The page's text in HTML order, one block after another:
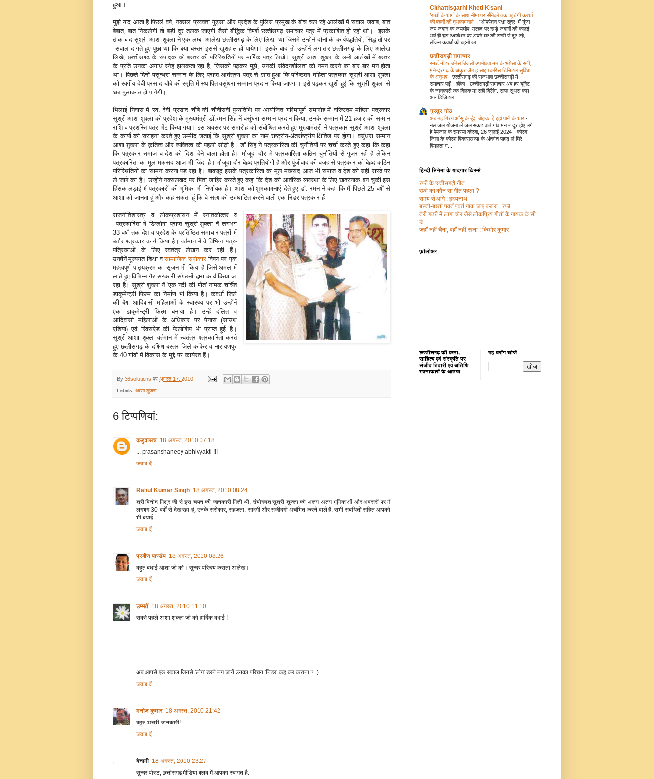
हुआ।
मुझे याद आता है पिछले वर्ष, नक्‍सल प्रवक्‍ता गुड़सा और प्रदेश के पुलिस प्रमुख के बीच चल रहे आलेखों में सवाल जवाब, बात
बेबात, बात निकलेगी तो बड़ी दूर तलक जाएगी जैसी बौद्धिक विमर्श छत्‍तीसगढ़ समाचार पत्र में प्रकाशित हो रही थी। इसके
ठीक बाद सुश्री आशा शुक्‍ला नें एक लम्‍बा आलेख छत्‍तीसगढ़ के लिए लिखा था जिसमें उन्‍होंनें दोनों के कार्यपद्धतियों, सिद्धांतों पर
सवाल दागते हुए पूछा था कि क्‍या बस्‍तर इससे खुशहाल हो पायेगा। इसके बाद तो उन्‍होंनें लगातार छत्‍तीसगढ़ के लिए आलेख
लिखे, छत्‍तीसगढ़ के संपादक को बस्‍तर की परिस्थितियों पर मार्मिक पत्र लिखे। सुश्री आशा शुक्‍ला के लम्‍बे आलेखों में बस्‍तर
के प्रति उनका अगाध स्‍नेह झलकता रहा है, जिसको पढ़कर मुझे, उनकी संवेदनशीलता को नमन करने का बार बार मन होता
था। पिछले दिनों वसुन्‍धरा सम्‍मान के लिए प्राप्‍त आमंत्रण पत्र से ज्ञात हुआ कि वरिष्ठतम महिला पत्रकार सुश्री आशा शुक्ला
को स्वर्गीय देवी प्रसाद चौबे की स्मृति में स्थापित वसुंधरा सम्मान प्रदान किया जाएगा। इसे पढ़कर खुशी हुई कि सुश्री शुक्‍ला से
अब मुलाकात हो पायेगी।
भिलाई निवास में स्व. देवी प्रसाद चौबे की चौतीसवीं पुण्‍यतिथि पर आयोजित गरिमापूर्ण समारोह में वरिष्ठतम महिला पत्रकार
सुश्री आशा शुक्ला को प्रदेश के मुख्‍यमंत्री डॉ.रमन सिंह नें वसुंधरा सम्मान प्रदान किया, उनके सम्मान में 21 हजार की सम्मान
राशि व प्रशस्ति पत्र भेंट किया गया। इस अवसर पर समारोह को संबोधित करते हुए मुख्यामंत्री ने पत्रकार सुश्री आशा शुक्ला
के कार्यो की सराहना करते हुए उम्मीद जताई कि सुश्री शुक्ला का नाम राष्ट्रीय-अंतर्राष्ट्रीय क्षितिज पर होगा। वसुंधरा सम्मान
आशा शुक्ला के कृतित्‍व और व्यक्तित्‍व की पहली सीढ़ी है। डॉ सिंह ने पत्रकारिता की चुनौतियों पर चर्चा करते हुए कहा कि कहा
कि पत्रकार समाज व देश को दिशा देने वाला होता है। मौजूदा दौर में पत्रकारिता कठिन चुनौतियों से गुजर रही है लेकिन
पत्रकारिता का मूल मकसद आज भी जिंदा है। मौजूदा दौर बेहद प्रतियोगी है और पू्ंजीवाद की वजह से पत्रकार को बेहद कठिन
परिस्थितियों का सामना करना पड़ रहा है। बावजूद इसके पत्रकारिता का मूल मकसद आज भी समाज व देश को सही रास्ते पर
ले जाने का है। उन्होंने नक्सलवाद पर चिंता जाहिर करते हुए कहा कि देश की आतंरिक व्यवस्था के लिए खतरनाक बन चुकी इस
हिंसक लड़ाई में पत्रकारों की भूमिका भी निर्णायक है। आशा को शुभकामनाएं देते हुए डॉ. रमन ने कहा कि मैं पिछले 25 वर्षों से
आशा को जानता हूं और कह सकता हूं कि वे सत्य को उद्घाटित करने वाली एक निडर पत्रकार हैं।
राजनीतिशास्‍त्र व लोकप्रशासन में स्‍नातकोत्‍तर व
पत्रकारिता में डिप्‍लोमा प्राप्‍त सुश्री शुक्‍ला नें लगभग
33 वर्षों तक देश व प्रदेश के प्रतिष्ठित समाचार पत्रों में
बतौर पत्रकार कार्य किया है। वर्तमान में वे विभिन्‍न पत्र-
पत्रिकाओं के लिए स्‍वतंत्र लेखन कर रही हैं।
उन्‍होंनें मूल्‍यगत शिक्षा वसामाजिक सरोकारविषय पर एक
महत्‍वपूर्ण पाठ्यक्रम का सृजन भी किया है जिसे अमल में
लाते हुए विभिन्‍न गैर सरकारी संगठनों द्वारा कार्य किया जा
रहा है। सुश्री शुक्‍ला नें 'एक नदी की मौत' नामक चर्चित
डाकूमेन्‍ट्री फिल्‍म का निर्माण भी किया है। कवर्धा जिले
की बैगा आदिवासी महिलाओं के स्‍वास्‍थ्‍य पर भी उन्‍होंनें
एक डाकूमेन्‍ट्री फिल्‍म बनाया है। उन्‍हें दलित व
आदिवासी महिलाओं के अधिकार पर पेनास (साउथ
एशिया) एवं स्विसऐड की फेलोशिप भी प्राप्‍त हुई है।
सुश्री आशा शुक्‍ला वर्तमान में स्‍वतंत्र पत्रकारिता करते
हुए छत्‍तीसगढ़ के दक्षिण बस्‍तर जिले कांकेर व नारायणपुर
के 40 गांवों में विकास के मुद्दे पर कार्यरत हैं।
By 36solutions पर अगस्त 17, 2010
Labels: आशा शुक्‍ला
6 टिप्‍पणियां:
कडुवासच 18 अगस्त, 2010 07:18
... prasanshaneey abhivyakti !!!
जवाब दें
Rahul Kumar Singh 18 अगस्त, 2010 08:24
श्री विनोद मिश्र जी से इस चयन की जानकारी मिली थी, संयोगवश सुश्री शुक्‍ला को अलग-अलग भूमिकाओं और अवसरों पर मैं
लगभग 30 वर्षों से देख रहा हूं, उनके सरोकार, सहजता, सादगी और संजीदगी अचंभित करने वाले हैं. सभी संबंधितों सहित आपको
भी बधाई.
जवाब दें
प्रवीण पाण्डेय 18 अगस्त, 2010 08:26
बहुत बधाई आशा जी को। सुन्दर परिचय कराता आलेख।
जवाब दें
उम्मतें 18 अगस्त, 2010 11:10
सबसे पहले आशा शुक्ला जी को हार्दिक बधाई !
अब आपसे एक सवाल जिनसे 'लोग' डरने लग जायें उनका परिचय 'निडर' कह कर कराना ? :)
जवाब दें
मनोज कुमार 18 अगस्त, 2010 21:42
बहुत अच्छी जानकारी!
जवाब दें
बेनामी 18 अगस्त, 2010 23:27
सुन्दर पोस्ट, छत्तीसगढ मीडिया क्लब में आपका स्वागत है.
Chhattisgarhi Kheti Kisani
’राखी के धागों के साथ सीमा पर सैनिकों तक पहुंचेंगी कवर्धा
की बहनों की शुभकामनाएं’ - ’‘ऑपरेशन रक्षा सूत्र’ में गूंजा
जय जवान का जयघोष’ सरहद पर खड़े जवानों की कलाई
भले ही इस रक्षाबंधन पर अपने घर की राखी से दूर रहे,
लेकिन कवर्धा की बहनों का ...
छत्तीसगढ़ी समाचार
स्मार्ट मीटर बनिस बिजली उपभोक्ता मन के भरोसा के संगी,
मनेन्द्रगढ़ के अंकुर जैन ह साझा करिस डिजिटल सुविधा
के अनुभव- छत्‍तीसगढ़ की राजभाषा छत्‍तीसगढ़ी में
समाचार पढ़ें .. हॉंका - छत्‍तीसगढ़ी समाचार अब हर यूनिट
के जानकारी एक क्लिक मा सही बिलिंग, साफ-सुथरा काम
अउ डिजिटल ...
गुरतुर गोठ
अब नइ गिरय आँसू के बूँद, बोहावत हे इहां पानी के धार -
नल जल योजना ले जल संकट वाले गांव मन म दूर होए लगे
हे पेयजल के समस्या कोरबा, 26 जुलाई 2024। कोरबा
जिला के कोरबा विकासखण्ड के अंतर्गत पहाड़ ले घिरे
विमलता ग...
हिन्‍दी सिनेमा के यादगार किस्‍से
रफी के छत्तीसगढ़ी गीत
रफ़ी का कौन सा गीत पहला ?
समय से आगे : हृदयनाथ
बस्ती-बस्ती पवर्त पवर्त गाता जाए बंजारा : रफी
तेरी गठरी में लागा चोर जैसे लोकप्रिय गीतों के गायक के.सी.
डे
जहॉं नहीं चैना, वहाँ नहीं रहना : किशोर कुमार
फ़ॉलोअर
छत्‍तीसगढ़ की कला,
साहित्‍य एवं संस्‍कृति पर
संजीव तिवारी एवं अतिथि
रचनाकारों के आलेख
यह ब्लॉग खोजें